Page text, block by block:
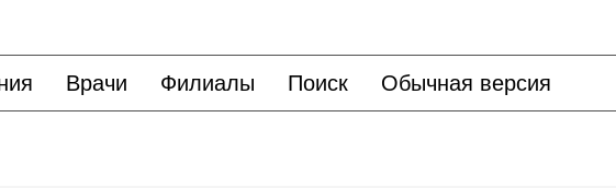
Врачи Филиалы Поиск Обычная версия